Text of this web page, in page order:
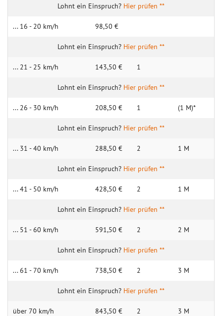
Hier prüfen **
... 16 - 20 km/h 98,50 €
Hier prüfen **
... 21 - 25 km/h 143,50 € 1
Hier prüfen **
... 26 - 30 km/h 208,50 € 1 (1 M)*
Hier prüfen **
... 31 - 40 km/h 288,50 € 2 1 M
Hier prüfen **
... 41 - 50 km/h 428,50 € 2 1 M
Hier prüfen **
... 51 - 60 km/h 591,50 € 2 2 M
Hier prüfen **
... 61 - 70 km/h 738,50 € 2 3 M
Hier prüfen **
über 70 km/h 843,50 € 2 3 M